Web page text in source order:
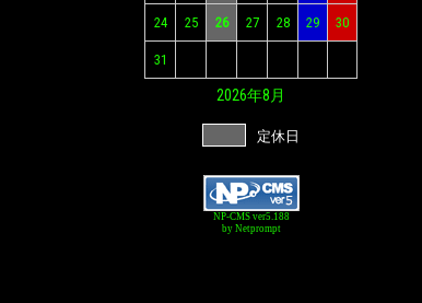
24 25 26 27 28 29 30
31
2026年8月
定休日
NP-CMS ver5.188
by Netprompt